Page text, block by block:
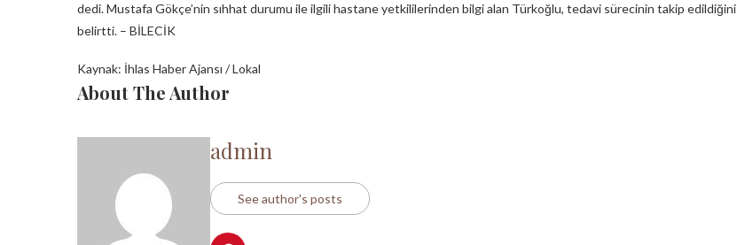
dedi. Mustafa Gökçe’nin sıhhat durumu ile ilgili hastane yetkililerinden bilgi alan Türkoğlu, tedavi sürecinin takip edildiğini
belirtti. – BİLECİK
Kaynak: İhlas Haber Ajansı / Lokal
About The Author
admin
See author's posts